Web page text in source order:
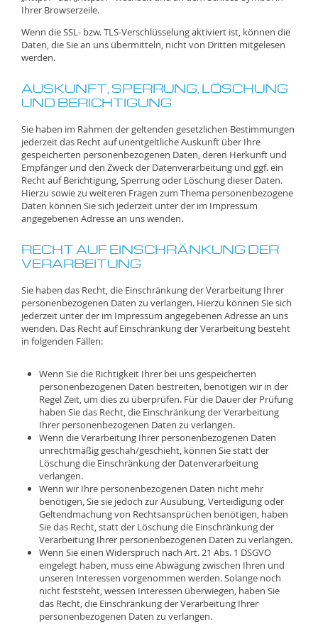
Ihrer Browserzeile.
Wenn die SSL- bzw. TLS-Verschlüsselung aktiviert ist, können die
Daten, die Sie an uns übermitteln, nicht von Dritten mitgelesen
werden.
AUSKUNFT, SPERRUNG, LÖSCHUNG
UND BERICHTIGUNG
Sie haben im Rahmen der geltenden gesetzlichen Bestimmungen
jederzeit das Recht auf unentgeltliche Auskunft über Ihre
gespeicherten personenbezogenen Daten, deren Herkunft und
Empfänger und den Zweck der Datenverarbeitung und ggf. ein
Recht auf Berichtigung, Sperrung oder Löschung dieser Daten.
Hierzu sowie zu weiteren Fragen zum Thema personenbezogene
Daten können Sie sich jederzeit unter der im Impressum
angegebenen Adresse an uns wenden.
RECHT AUF EINSCHRÄNKUNG DER
VERARBEITUNG
Sie haben das Recht, die Einschränkung der Verarbeitung Ihrer
personenbezogenen Daten zu verlangen. Hierzu können Sie sich
jederzeit unter der im Impressum angegebenen Adresse an uns
wenden. Das Recht auf Einschränkung der Verarbeitung besteht
in folgenden Fällen:
Wenn Sie die Richtigkeit Ihrer bei uns gespeicherten
personenbezogenen Daten bestreiten, benötigen wir in der
Regel Zeit, um dies zu überprüfen. Für die Dauer der Prüfung
haben Sie das Recht, die Einschränkung der Verarbeitung
Ihrer personenbezogenen Daten zu verlangen.
Wenn die Verarbeitung Ihrer personenbezogenen Daten
unrechtmäßig geschah/geschieht, können Sie statt der
Löschung die Einschränkung der Datenverarbeitung
verlangen.
Wenn wir Ihre personenbezogenen Daten nicht mehr
benötigen, Sie sie jedoch zur Ausübung, Verteidigung oder
Geltendmachung von Rechtsansprüchen benötigen, haben
Sie das Recht, statt der Löschung die Einschränkung der
Verarbeitung Ihrer personenbezogenen Daten zu verlangen.
Wenn Sie einen Widerspruch nach Art. 21 Abs. 1 DSGVO
eingelegt haben, muss eine Abwägung zwischen Ihren und
unseren Interessen vorgenommen werden. Solange noch
nicht feststeht, wessen Interessen überwiegen, haben Sie
das Recht, die Einschränkung der Verarbeitung Ihrer
personenbezogenen Daten zu verlangen.